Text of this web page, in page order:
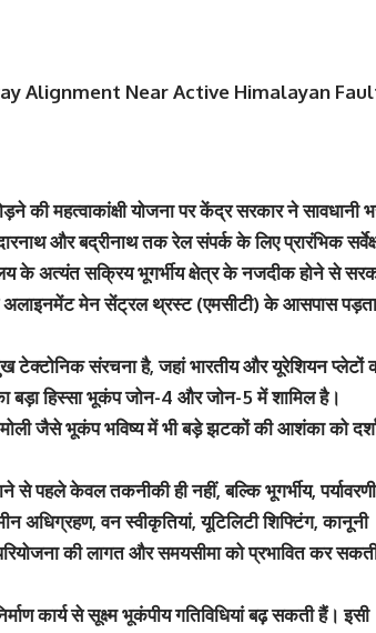
Alignment Near Active Himalayan
महत्वाकांक्षी योजना पर केंद्र सरकार ने सावधानी
और बद्रीनाथ तक रेल संपर्क के लिए प्रारंभिक
के अत्यंत सक्रिय भूगर्भीय क्षेत्र के नजदीक होने से
अलाइनमेंट मेन सेंट्रल थ्रस्ट (एमसीटी) के आसपास
टेक्टोनिक संरचना है, जहां भारतीय और यूरेशियन प्लेटों
बड़ा हिस्सा भूकंप जोन-4 और जोन-5 में शामिल है।
जैसे भूकंप भविष्य में भी बड़े झटकों की आशंका को
पहले केवल तकनीकी ही नहीं, बल्कि भूगर्भीय,
वन स्वीकृतियां, यूटिलिटी शिफ्टिंग, कानूनी
की लागत और समयसीमा को प्रभावित कर
कार्य से सूक्ष्म भूकंपीय गतिविधियां बढ़ सकती हैं। इसी